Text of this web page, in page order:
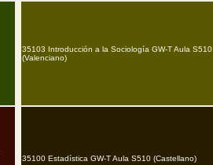
35103 Introducción a la Sociología GW-T Aula S510
(Valenciano)
35100 Estadística GW-T Aula S510 (Castellano)